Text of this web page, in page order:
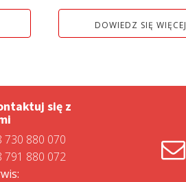
DOWIEDZ SIĘ WIĘCEJ
się z
730 880 070
791 880 072